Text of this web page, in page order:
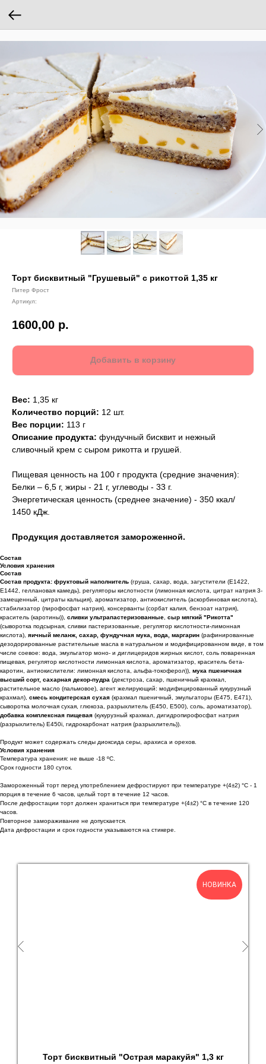
Торт бисквитный "Грушевый" с рикоттой 1,35 кг
Питер Фрост
Артикул:
1600,00 р.
Добавить в корзину
Вес: 1,35 кг
Количество порций: 12 шт.
Вес порции: 113 г
Описание продукта: фундучный бисквит и нежный
сливочный крем с сыром рикотта и грушей.
Пищевая ценность на 100 г продукта (средние значения):
Белки – 6,5 г, жиры - 21 г, углеводы - 33 г.
Энергетическая ценность (среднее значение) - 350 ккал/
1450 кДж.
Продукция доставляется замороженной.
Состав
Условия хранения
Состав
Состав продукта: фруктовый наполнитель (груша, сахар, вода, загустители (Е1422,
Е1442, геллановая камедь), регуляторы кислотности (лимонная кислота, цитрат натрия 3-
замещенный, цитраты кальция), ароматизатор, антиокислитель (аскорбиновая кислота),
стабилизатор (пирофосфат натрия), консерванты (сорбат калия, бензоат натрия),
краситель (каротины)), сливки ультрапастеризованные сыр мягкий "Рикотта"
(сыворотка подсырная, сливки пастеризованные, регулятор кислотности-лимонная
кислота), яичный меланж, сахар, фундучная мука, вода, маргарин (рафинированные
дезодорированные растительные масла в натуральном и модифицированном виде, в том
числе соевое: вода, эмульгатор моно- и диглицеридов жирных кислот, соль поваренная
пищевая, регулятор кислотности лимонная кислота, ароматизатор, краситель бета-
каротин, антиокислители: лимонная кислота, альфа-токоферол)), мука пшеничная
высший сорт, сахарная декор-пудра (декстроза, сахар, пшеничный крахмал,
растительное масло (пальмовое), агент желирующий: модифицированный кукурузный
крахмал), смесь кондитерская сухая (крахмал пшеничный, эмульгаторы (Е475, Е471),
сыворотка молочная сухая, глюкоза, разрыхлитель (Е450, Е500), соль, ароматизатор),
добавка комплексная пищевая (кукурузный крахмал, дигидропирофосфат натрия
(разрыхлитель) Е450i, гидрокарбонат натрия (разрыхлитель)).
Продукт может содержать следы диоксида серы, арахиса и орехов.
Условия хранения
Температура хранения: не выше -18 ºС.
Срок годности 180 суток.
Замороженный торт перед употреблением дефростируют при температуре +(4±2) °С - 1
порция в течение 6 часов, целый торт в течение 12 часов.
После дефростации торт должен храниться при температуре +(4±2) °С в течение 120
часов.
Повторное замораживание не допускается.
Дата дефростации и срок годности указываются на стикере.
НОВИНКА
Торт бисквитный "Острая маракуйя" 1,3 кг